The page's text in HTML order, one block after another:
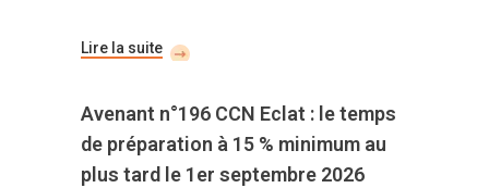
Lire la suite
Avenant n°196 CCN Eclat : le temps
de préparation à 15 % minimum au
plus tard le 1er septembre 2026